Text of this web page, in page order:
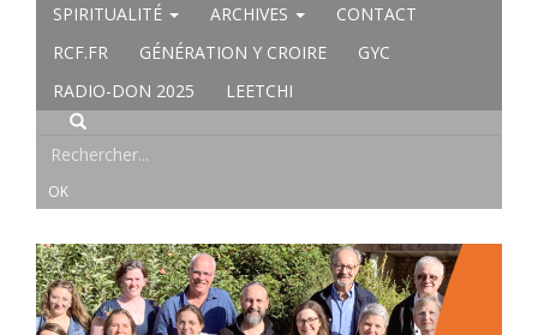
SPIRITUALITÉ
ARCHIVES
CONTACT
RCF.FR
GÉNÉRATION Y CROIRE
GYC
RADIO-DON 2025
LEETCHI